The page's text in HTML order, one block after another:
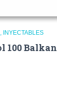
INYECTABLES
100 Balkan